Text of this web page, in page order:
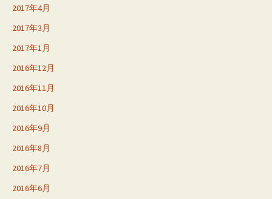
2017年4月
2017年3月
2017年1月
2016年12月
2016年11月
2016年10月
2016年9月
2016年8月
2016年7月
2016年6月